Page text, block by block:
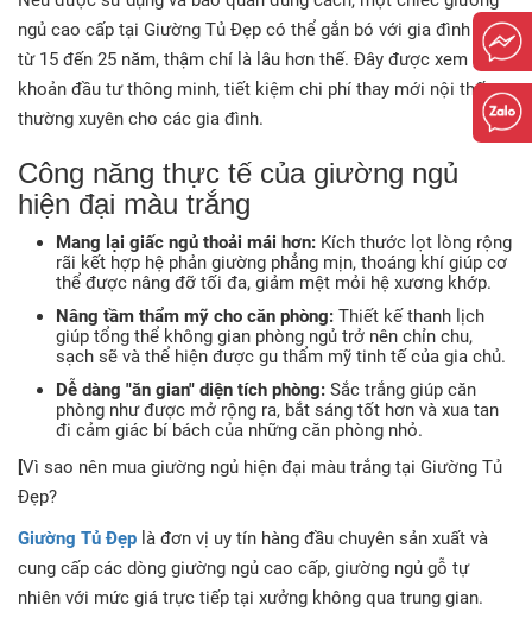
ngủ cao cấp tại Giường Tủ Đẹp có thể gắn bó với gia đình bạn
từ 15 đến 25 năm, thậm chí là lâu hơn thế. Đây được xem là
khoản đầu tư thông minh, tiết kiệm chi phí thay mới nội thất
thường xuyên cho các gia đình.
Công năng thực tế của giường ngủ
hiện đại màu trắng
Mang lại giấc ngủ thoải mái hơn: Kích thước lọt lòng rộng
rãi kết hợp hệ phản giường phẳng mịn, thoáng khí giúp cơ
thể được nâng đỡ tối đa, giảm mệt mỏi hệ xương khớp.
Nâng tầm thẩm mỹ cho căn phòng: Thiết kế thanh lịch
giúp tổng thể không gian phòng ngủ trở nên chỉn chu,
sạch sẽ và thể hiện được gu thẩm mỹ tinh tế của gia chủ.
Dễ dàng "ăn gian" diện tích phòng: Sắc trắng giúp căn
phòng như được mở rộng ra, bắt sáng tốt hơn và xua tan
đi cảm giác bí bách của những căn phòng nhỏ.
[Vì sao nên mua giường ngủ hiện đại màu trắng tại Giường Tủ
Đẹp?
Giường Tủ Đẹp là đơn vị uy tín hàng đầu chuyên sản xuất và
cung cấp các dòng giường ngủ cao cấp, giường ngủ gỗ tự
nhiên với mức giá trực tiếp tại xưởng không qua trung gian.